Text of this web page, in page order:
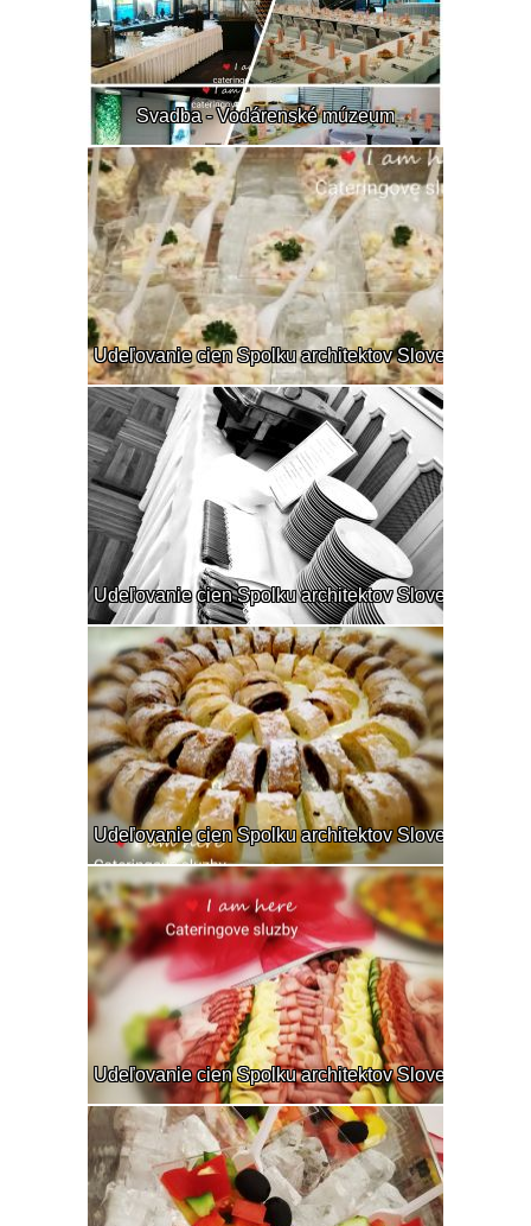
Svadba - Vodárenské múzeum
Udeľovanie cien Spolku architektov Slovenska
Udeľovanie cien Spolku architektov Slovenska
Udeľovanie cien Spolku architektov Slovenska
Udeľovanie cien Spolku architektov Slovenska